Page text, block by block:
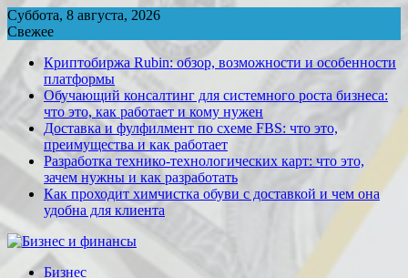
Перейти
к
содержимому
Суббота, 8 августа, 2026
Свежее
Криптобиржа Rubin: обзор, возможности и особенности
платформы
Обучающий консалтинг для системного роста бизнеса:
что это, как работает и кому нужен
Доставка и фулфилмент по схеме FBS: что это,
преимущества и как работает
Разработка технико-технологических карт: что это,
зачем нужны и как разработать
Как проходит химчистка обуви с доставкой и чем она
удобна для клиента
Бизнес